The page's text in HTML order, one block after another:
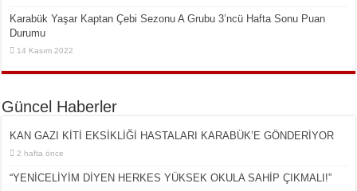
Karabük Yaşar Kaptan Çebi Sezonu A Grubu 3’ncü Hafta Sonu Puan
Durumu
14 Kasım 2022
Güncel Haberler
KAN GAZI KİTİ EKSİKLİĞİ HASTALARI KARABÜK’E GÖNDERİYOR
2 hafta önce
“YENİCELİYİM DİYEN HERKES YÜKSEK OKULA SAHİP ÇIKMALI!”